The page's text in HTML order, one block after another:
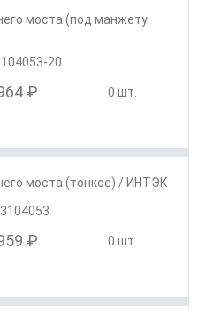
моста (под манжету
20
₽ 0 шт.
моста (тонкое) / ИНТЭК
₽ 0 шт.